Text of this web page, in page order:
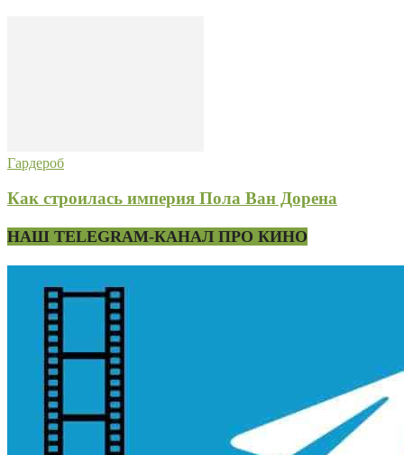
Гардероб
Как строилась империя Пола Ван Дорена
НАШ TELEGRAM-КАНАЛ ПРО КИНО